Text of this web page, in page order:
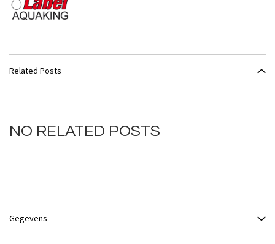
Related Posts
NO RELATED POSTS
Gegevens